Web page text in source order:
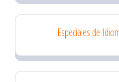
Especiales de